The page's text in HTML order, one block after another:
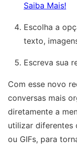
Saiba Mais!
Escolha a
texto,
Escreva sua
Com esse novo
conversas mais
diretamente a
utilizar diferentes
ou GIFs, para